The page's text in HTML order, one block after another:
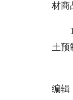
材商
土预
编辑